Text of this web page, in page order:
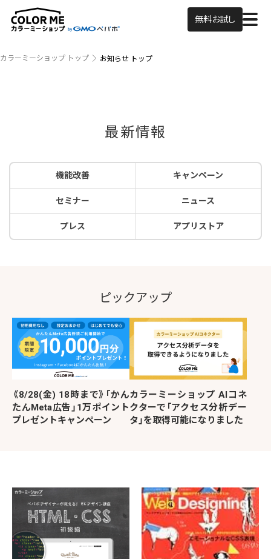
無料お試し
カラーミーショップ トップ お知らせ トップ
最新情報
機能改善 キャンペーン
セミナー ニュース
プレス アプリストア
ピックアップ
《8/28(金) 18時まで》「かん
たんMeta広告」1万ポイント
プレゼントキャンペーン
カラーミーショップ AIコネ
クターで「アクセス分析デー
タ」を取得可能になりました